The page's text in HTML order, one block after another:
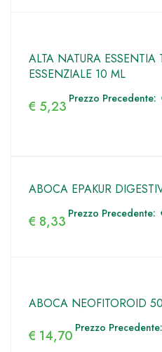
ALTA NATURA ESSENTIA
ESSENZIALE 10 ML
€ 5,23 Prezzo Precedente:
ABOCA EPAKUR
€ 8,33 Prezzo Precedente:
ABOCA NEOFITOROID
€ 14,70 Prezzo Precedente: